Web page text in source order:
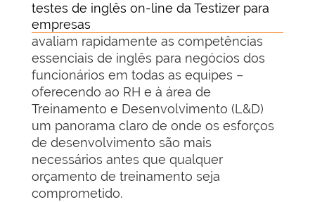
testes de inglês on-line da Testizer para
empresas
avaliam rapidamente as competências
essenciais de inglês para negócios dos
funcionários em todas as equipes –
oferecendo ao RH e à área de
Treinamento e Desenvolvimento (L&D)
um panorama claro de onde os esforços
de desenvolvimento são mais
necessários antes que qualquer
orçamento de treinamento seja
comprometido.